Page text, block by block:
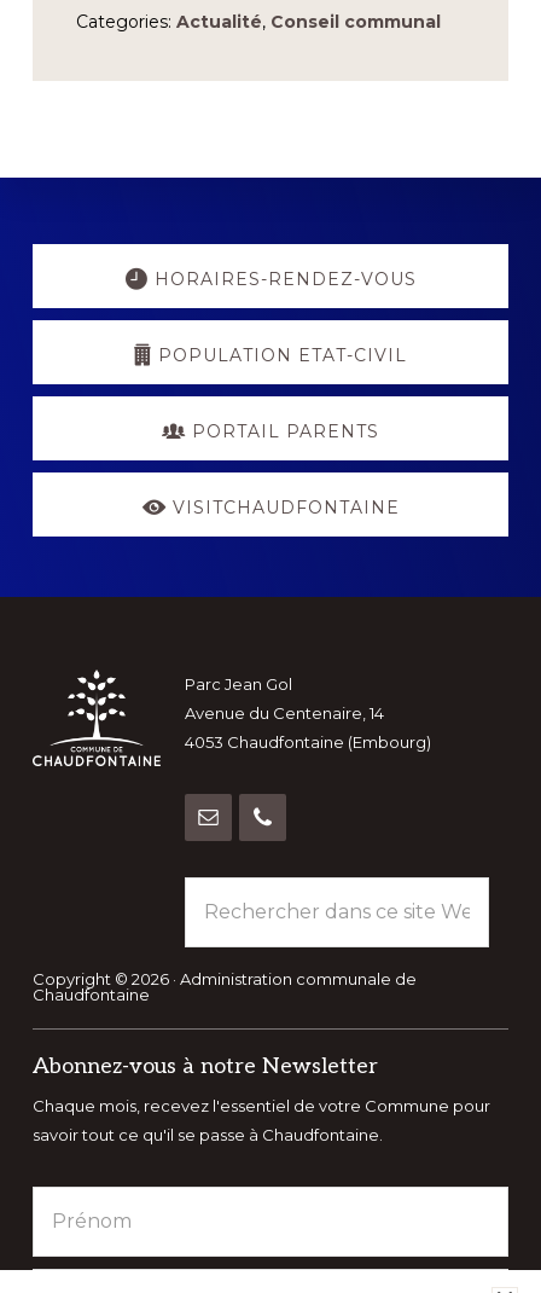
Categories: Actualité, Conseil communal
Explore
HORAIRES-RENDEZ-VOUS
POPULATION ETAT-CIVIL
PORTAIL PARENTS
VISITCHAUDFONTAINE
Footer
Parc Jean Gol
Avenue du Centenaire, 14
4053 Chaudfontaine (Embourg)
dans
ce
site
Copyright © 2026 · Administration communale de
Chaudfontaine
Abonnez-vous à notre Newsletter
Chaque mois, recevez l'essentiel de votre Commune pour
savoir tout ce qu'il se passe à Chaudfontaine.